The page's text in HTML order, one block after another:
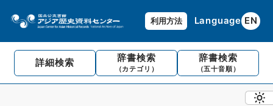
利用方法 Language EN
詳細検索 辞書検索
（カテゴリ）
辞書検索
（五十音順）